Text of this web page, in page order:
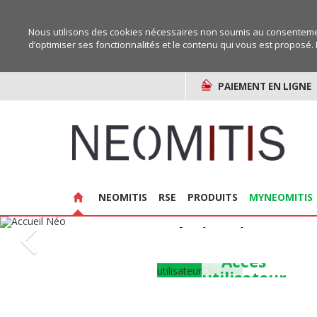
Nous utilisons des cookies nécessaires non soumis au
d’optimiser ses fonctionnalités et le contenu qui vous est
PAIEMENT EN LIGNE
NEOMITIS RSE PRODUITS MYNEOMITIS
Solutions
et la
Accès
utilisateur